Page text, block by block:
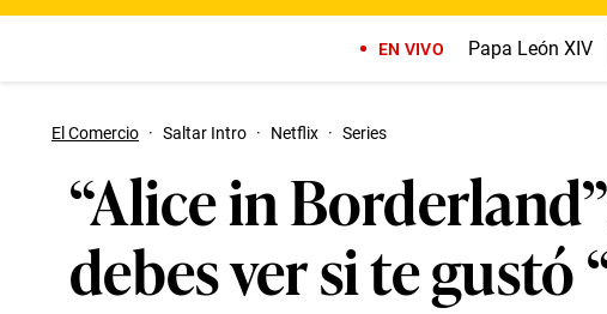
EN VIVO Papa León XIV
El Comercio · Saltar Intro · Netflix · Series
“Alice in
debes ver si te gustó